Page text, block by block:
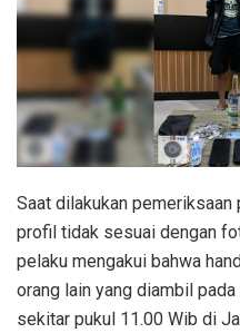
Saat dilakukan pemeriksaan
profil tidak sesuai dengan
pelaku mengakui bahwa
orang lain yang diambil
sekitar pukul 11.00 Wib di